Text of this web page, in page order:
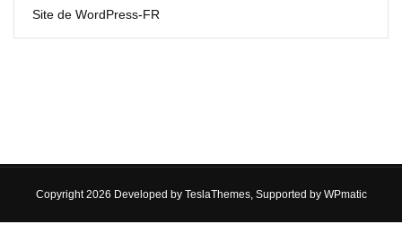
Site de WordPress-FR
Copyright 2026 Developed by TeslaThemes, Supported by WPmatic